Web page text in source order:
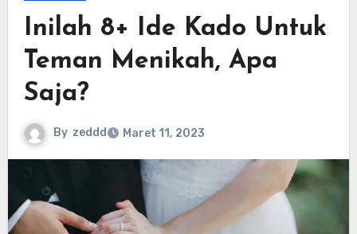
Inilah 8+ Ide Kado Untuk
Teman Menikah, Apa
Saja?
By zeddd Maret 11, 2023